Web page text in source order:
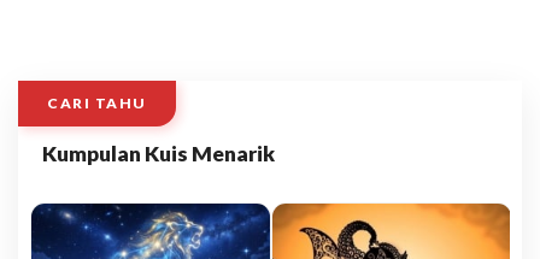
CARI TAHU
Kumpulan Kuis Menarik